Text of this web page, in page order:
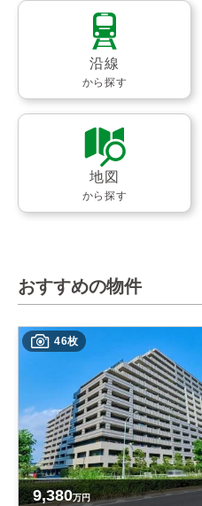
沿線
から探す
地図
から探す
おすすめの物件
46枚
9,380万円